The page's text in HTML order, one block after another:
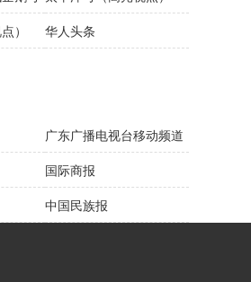
） 华人头条
广东广播电视台移动频道
国际商报
中国民族报